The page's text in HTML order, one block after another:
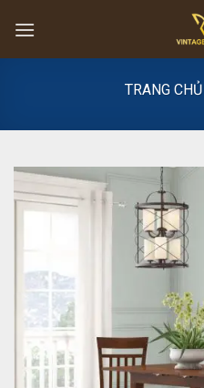
content
TRANG CHỦ